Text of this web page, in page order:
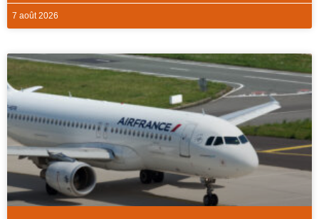
7 août 2026